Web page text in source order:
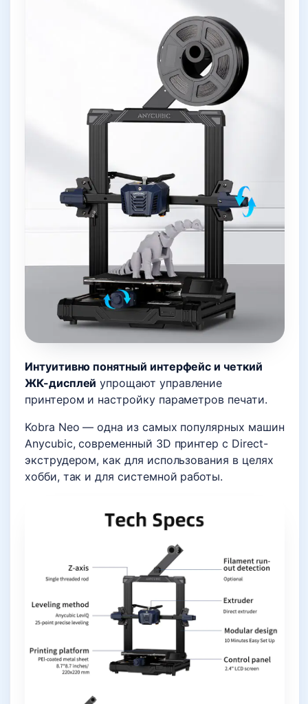
Интуитивно понятный интерфейс и четкий
ЖК-дисплей упрощают управление
принтером и настройку параметров печати.
Kobra Neo — одна из самых популярных машин
Anycubic, современный 3D принтер с Direct-
экструдером, как для использования в целях
хобби, так и для системной работы.